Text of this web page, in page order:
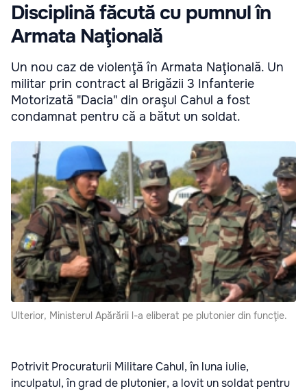
Disciplină făcută cu pumnul în
Armata Naţională
Un nou caz de violenţă în Armata Naţională. Un
militar prin contract al Brigăzii 3 Infanterie
Motorizată "Dacia" din oraşul Cahul a fost
condamnat pentru că a bătut un soldat.
Ulterior, Ministerul Apărării l-a eliberat pe plutonier din funcţie.
Potrivit Procuraturii Militare Cahul, în luna iulie,
inculpatul, în grad de plutonier, a lovit un soldat pentru